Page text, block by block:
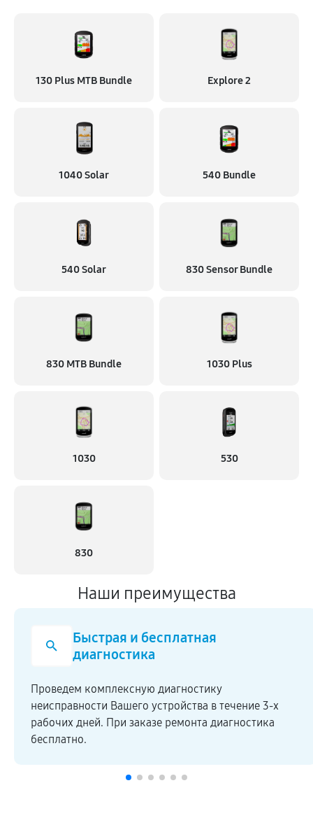
130 Plus MTB Bundle Explore 2
1040 Solar 540 Bundle
540 Solar 830 Sensor Bundle
830 MTB Bundle 1030 Plus
1030 530
830
Наши преимущества
Быстрая и бесплатная
диагностика
Проведем комплексную диагностику
неисправности Вашего устройства в течение 3-х
рабочих дней. При заказе ремонта диагностика
бесплатно.